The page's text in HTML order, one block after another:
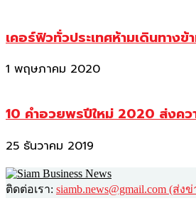
เคอร์ฟิวทั่วประเทศห้ามเดินทาง
1 พฤษภาคม 2020
10 คำอวยพรปีใหม่ 2020 ส่งค
25 ธันวาคม 2019
ติดต่อเรา: siamb.news@gmail.com (